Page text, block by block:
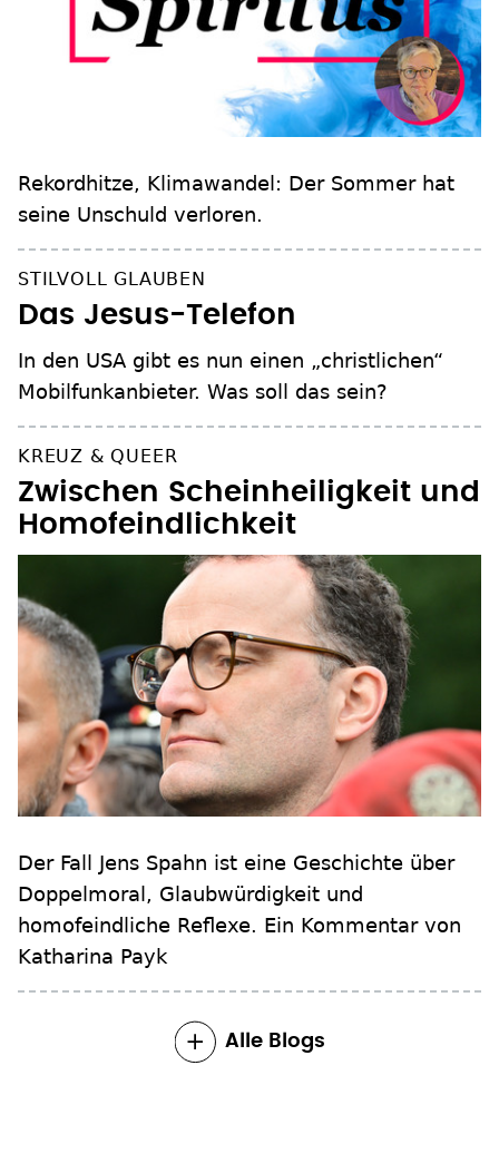
Rekordhitze, Klimawandel: Der Sommer hat
seine Unschuld verloren.
STILVOLL GLAUBEN
Das Jesus-Telefon
In den USA gibt es nun einen „christlichen“
Mobilfunkanbieter. Was soll das sein?
KREUZ & QUEER
Zwischen Scheinheiligkeit und
Homofeindlichkeit
Der Fall Jens Spahn ist eine Geschichte über
Doppelmoral, Glaubwürdigkeit und
homofeindliche Reflexe. Ein Kommentar von
Katharina Payk
Alle Blogs